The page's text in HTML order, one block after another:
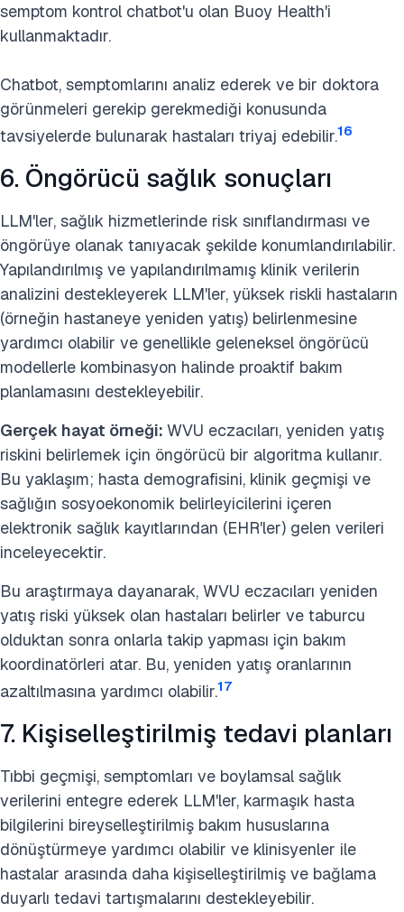
semptom kontrol chatbot'u olan Buoy Health'i
kullanmaktadır.
Chatbot, semptomlarını analiz ederek ve bir doktora
görünmeleri gerekip gerekmediği konusunda
tavsiyelerde bulunarak hastaları triyaj edebilir.16
6. Öngörücü sağlık sonuçları
LLM'ler, sağlık hizmetlerinde risk sınıflandırması ve
öngörüye olanak tanıyacak şekilde konumlandırılabilir.
Yapılandırılmış ve yapılandırılmamış klinik verilerin
analizini destekleyerek LLM'ler, yüksek riskli hastaların
(örneğin hastaneye yeniden yatış) belirlenmesine
yardımcı olabilir ve genellikle geleneksel öngörücü
modellerle kombinasyon halinde proaktif bakım
planlamasını destekleyebilir.
Gerçek hayat örneği: WVU eczacıları, yeniden yatış
riskini belirlemek için öngörücü bir algoritma kullanır.
Bu yaklaşım; hasta demografisini, klinik geçmişi ve
sağlığın sosyoekonomik belirleyicilerini içeren
elektronik sağlık kayıtlarından (EHR'ler) gelen verileri
inceleyecektir.
Bu araştırmaya dayanarak, WVU eczacıları yeniden
yatış riski yüksek olan hastaları belirler ve taburcu
olduktan sonra onlarla takip yapması için bakım
koordinatörleri atar. Bu, yeniden yatış oranlarının
azaltılmasına yardımcı olabilir.17
7. Kişiselleştirilmiş tedavi planları
Tıbbi geçmişi, semptomları ve boylamsal sağlık
verilerini entegre ederek LLM'ler, karmaşık hasta
bilgilerini bireyselleştirilmiş bakım hususlarına
dönüştürmeye yardımcı olabilir ve klinisyenler ile
hastalar arasında daha kişiselleştirilmiş ve bağlama
duyarlı tedavi tartışmalarını destekleyebilir.